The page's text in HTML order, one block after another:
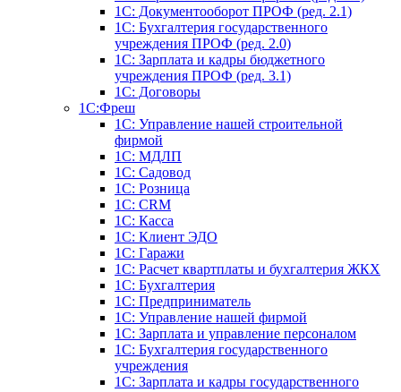
1С: Документооборот ПРОФ (ред. 2.1)
1C: Бухгалтерия государственного
учреждения ПРОФ (ред. 2.0)
1C: Зарплата и кадры бюджетного
учреждения ПРОФ (ред. 3.1)
1С: Договоры
1С:Фреш
1С: Управление нашей строительной
фирмой
1С: МДЛП
1С: Садовод
1С: Розница
1C: CRM
1C: Касса
1С: Клиент ЭДО
1С: Гаражи
1C: Расчет квартплаты и бухгалтерия ЖКХ
1C: Бухгалтерия
1C: Предприниматель
1C: Управление нашей фирмой
1C: Зарплата и управление персоналом
1C: Бухгалтерия государственного
учреждения
1C: Зарплата и кадры государственного